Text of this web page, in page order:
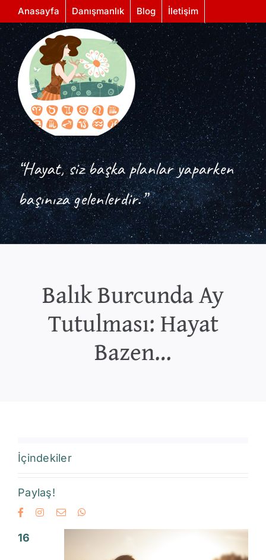
Skip
to
content
Anasayfa Danışmanlık Blog İletişim
“Hayat, siz başka planlar yaparken
başınıza gelenlerdir.”
Balık Burcunda Ay
Tutulması: Hayat
Bazen…
İçindekiler
Paylaş!
16